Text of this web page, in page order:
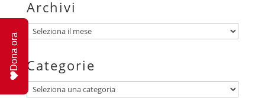
Archivi
Archivi
Categorie
Categorie
Dona ora